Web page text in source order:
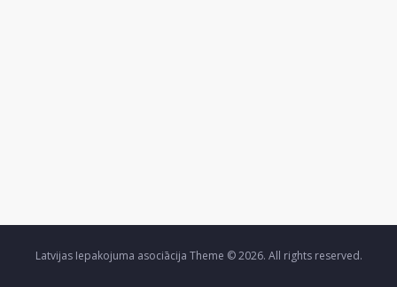
Latvijas Iepakojuma asociācija Theme © 2026. All rights reserved.